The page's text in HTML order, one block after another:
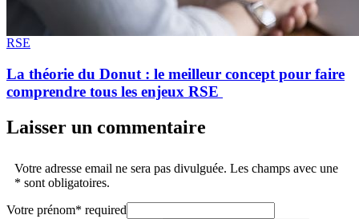
RSE
La théorie du Donut : le meilleur concept pour faire
comprendre tous les enjeux RSE
Laisser un commentaire
Votre adresse email ne sera pas divulguée. Les champs avec une
* sont obligatoires.
Votre prénom* required